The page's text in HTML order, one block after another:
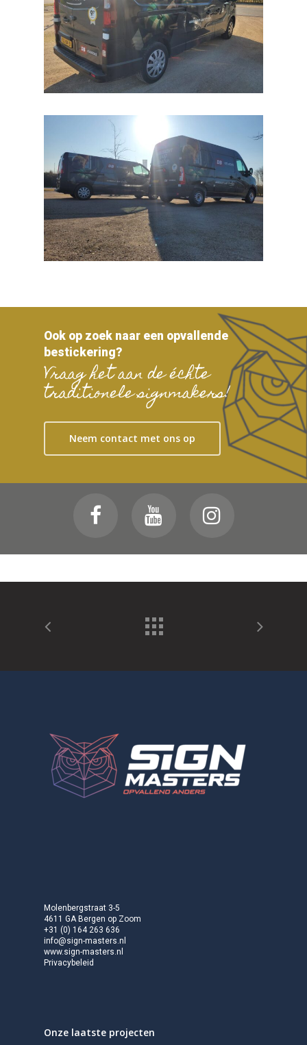
Ook op zoek naar een opvallende
bestickering?
Vraag het aan de échte
traditionele signmakers!
Neem contact met ons op
Molenbergstraat 3-5
4611 GA Bergen op Zoom
+31 (0) 164 263 636
info@sign-masters.nl
www.sign-masters.nl
Privacybeleid
Onze laatste projecten